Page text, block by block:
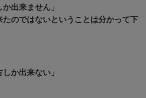
出来ません」
たのではないということは分かって下
か出来ない」